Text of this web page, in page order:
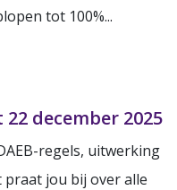
tot 100%...
december 2025
regels, uitwerking
praat jou bij over alle